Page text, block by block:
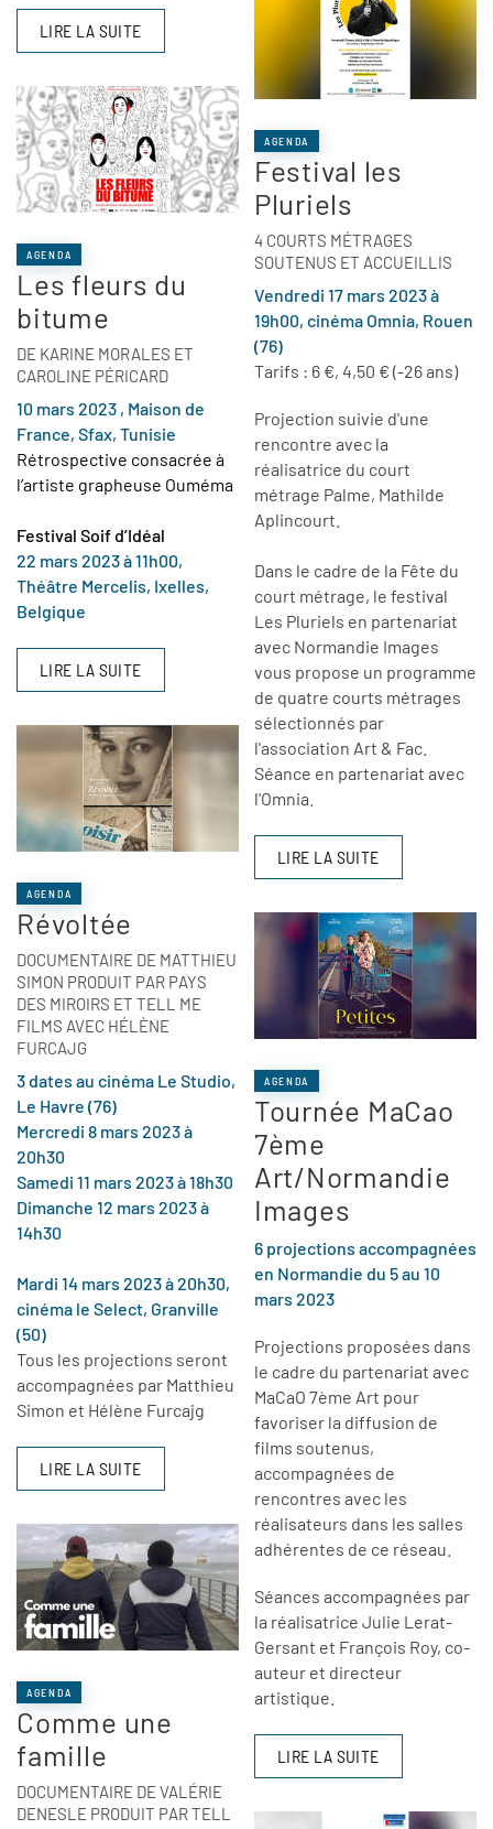
LIRE LA SUITE
AGENDA
Les fleurs du
bitume
DE KARINE MORALES ET
CAROLINE PÉRICARD
10 mars 2023 , Maison de
France, Sfax, Tunisie
Rétrospective consacrée à
l’artiste grapheuse Ouméma
Festival Soif d’Idéal
22 mars 2023 à 11h00,
Théâtre Mercelis, Ixelles,
Belgique
LIRE LA SUITE
AGENDA
Révoltée
DOCUMENTAIRE DE MATTHIEU
SIMON PRODUIT PAR PAYS
DES MIROIRS ET TELL ME
FILMS AVEC HÉLÈNE
FURCAJG
3 dates au cinéma Le Studio,
Le Havre (76)
Mercredi 8 mars 2023 à
20h30
Samedi 11 mars 2023 à 18h30
Dimanche 12 mars 2023 à
14h30
Mardi 14 mars 2023 à 20h30,
cinéma le Select, Granville
(50)
Tous les projections seront
accompagnées par Matthieu
Simon et Hélène Furcajg
LIRE LA SUITE
AGENDA
Comme une
famille
DOCUMENTAIRE DE VALÉRIE
DENESLE PRODUIT PAR TELL
AGENDA
Festival les
Pluriels
4 COURTS MÉTRAGES
SOUTENUS ET ACCUEILLIS
Vendredi 17 mars 2023 à
19h00, cinéma Omnia, Rouen
(76)
Tarifs : 6 €, 4,50 € (-26 ans)
Projection suivie d'une
rencontre avec la
réalisatrice du court
métrage Palme, Mathilde
Aplincourt.
Dans le cadre de la Fête du
court métrage, le festival
Les Pluriels en partenariat
avec Normandie Images
vous propose un programme
de quatre courts métrages
sélectionnés par
l'association Art & Fac.
Séance en partenariat avec
l'Omnia.
LIRE LA SUITE
AGENDA
Tournée MaCao
7ème
Art/Normandie
Images
6 projections accompagnées
en Normandie du 5 au 10
mars 2023
Projections proposées dans
le cadre du partenariat avec
MaCaO 7ème Art pour
favoriser la diffusion de
films soutenus,
accompagnées de
rencontres avec les
réalisateurs dans les salles
adhérentes de ce réseau.
Séances accompagnées par
la réalisatrice Julie Lerat-
Gersant et François Roy, co-
auteur et directeur
artistique.
LIRE LA SUITE